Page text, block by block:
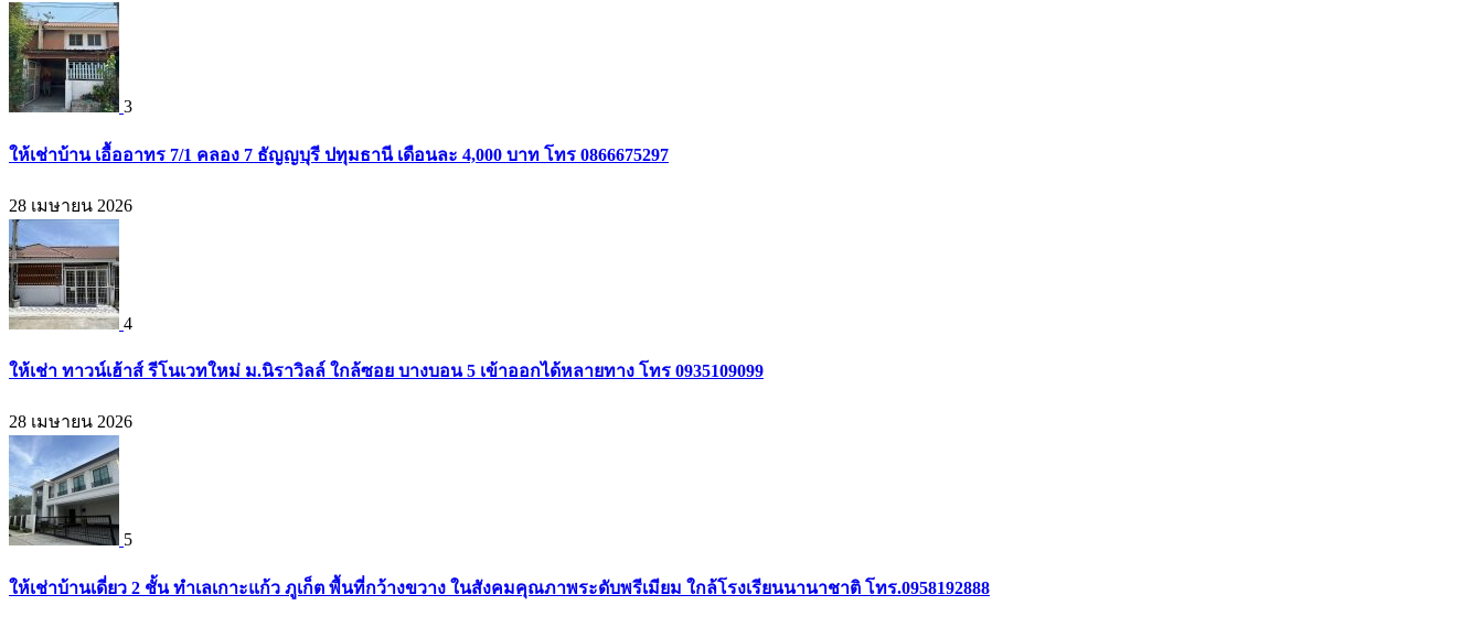
3
ให้เช่าบ้าน เอื้ออาทร 7/1 คลอง 7 ธัญญบุรี ปทุมธานี เดือนละ 4,000 บาท โทร 0866675297
28 เมษายน 2026
4
ให้เช่า ทาวน์เฮ้าส์ รีโนเวทใหม่ ม.นิราวิลล์ ใกล้ซอย บางบอน 5 เข้าออกได้หลายทาง โทร 0935109099
28 เมษายน 2026
5
ให้เช่าบ้านเดี่ยว 2 ชั้น ทำเลเกาะแก้ว ภูเก็ต พื้นที่กว้างขวาง ในสังคมคุณภาพระดับพรีเมียม ใกล้โรงเรียนนานาชาติ โทร.0958192888